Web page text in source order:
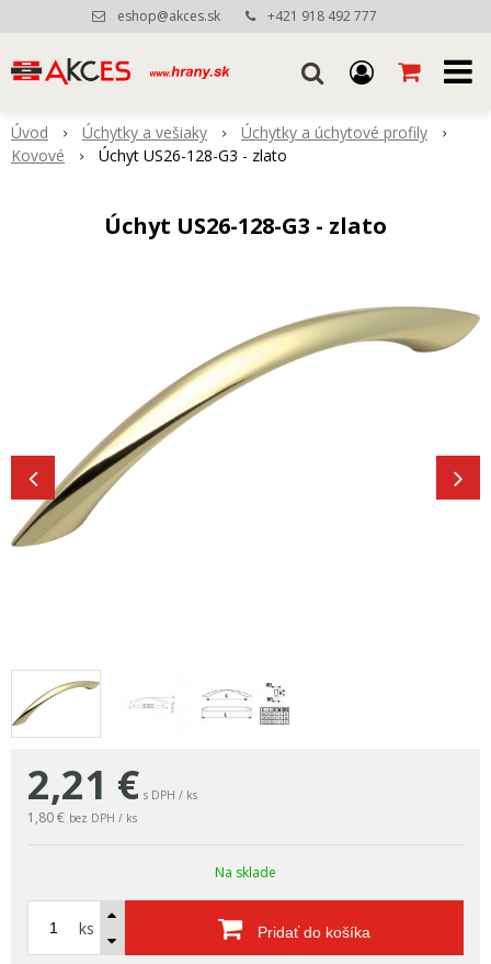
eshop@akces.sk +421 918 492 777
Úvod Úchytky a vešiaky
Úchytky a úchytové profily
Kovové
Úchyt US26-128-G3 - zlato
Úchyt US26-128-G3 - zlato
2,21 € s DPH / ks
1,80 € bez DPH / ks
Na sklade
ks Pridať do košíka